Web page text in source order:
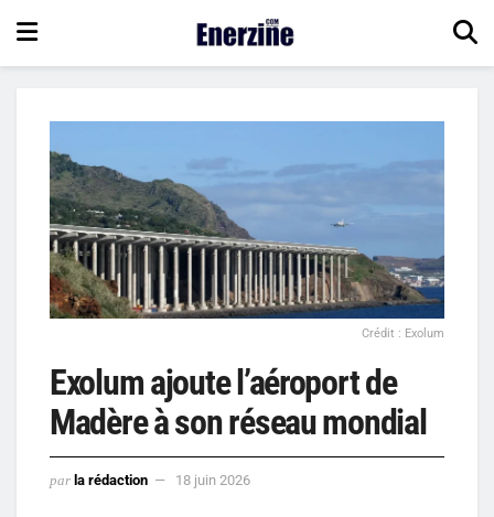
Crédit : Exolum
Exolum ajoute l’aéroport de
Madère à son réseau mondial
par la rédaction 18 juin 2026